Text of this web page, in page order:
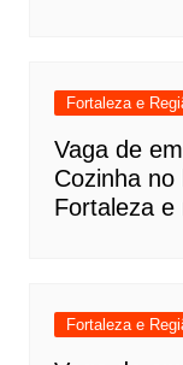
Fortaleza e
Vaga de
Cozinha
Fortaleza e
Fortaleza e